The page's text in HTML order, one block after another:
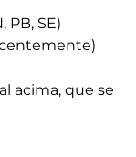
PB, SE)
acima, que se